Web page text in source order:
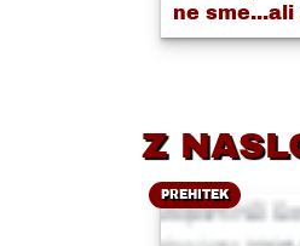
ne sme...ali
Z
PREHITEK